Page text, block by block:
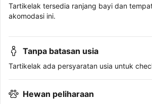
Tartikelak tersedia ranjang bayi dan
akomodasi ini.
Tanpa batasan usia
Tartikelak ada persyaratan usia untuk
Hewan peliharaan